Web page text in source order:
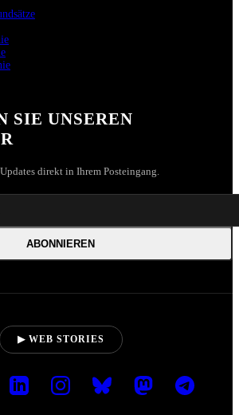
SIE UNSEREN
direkt in Ihrem Posteingang.
ABONNIEREN
▶ WEB STORIES